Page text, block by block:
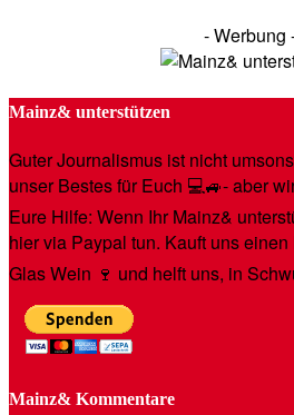
- Werbung
Mainz& unterstützen
Guter Journalismus ist nicht
unser Bestes für Euch 💻🚙- aber
Eure Hilfe: Wenn Ihr Mainz&
hier via Paypal tun. Kauft uns
Glas Wein 🍷 und helft uns, in
Mainz& Kommentare